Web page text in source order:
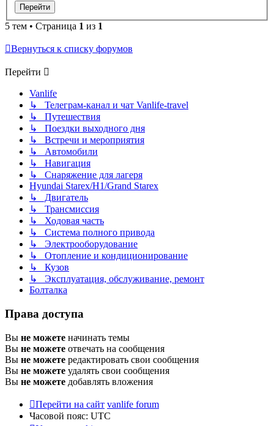
5 тем • Страница 1 из 1
Вернуться к списку форумов
Перейти
Vanlife
↳ Телеграм-канал и чат Vanlife-travel
↳ Путешествия
↳ Поездки выходного дня
↳ Встречи и мероприятия
↳ Автомобили
↳ Навигация
↳ Снаряжение для лагеря
Hyundai Starex/H1/Grand Starex
↳ Двигатель
↳ Трансмиссия
↳ Ходовая часть
↳ Система полного привода
↳ Электрооборудование
↳ Отопление и кондиционирование
↳ Кузов
↳ Эксплуатация, обслуживание, ремонт
Болталка
Права доступа
Вы не можете начинать темы
Вы не можете отвечать на сообщения
Вы не можете редактировать свои сообщения
Вы не можете удалять свои сообщения
Вы не можете добавлять вложения
Перейти на сайт vanlife forum
Часовой пояс: UTC